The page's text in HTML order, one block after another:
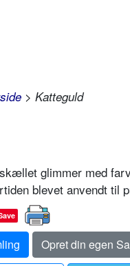
> Katteguld
glimmer med
blevet anvendt til
Opret din egen